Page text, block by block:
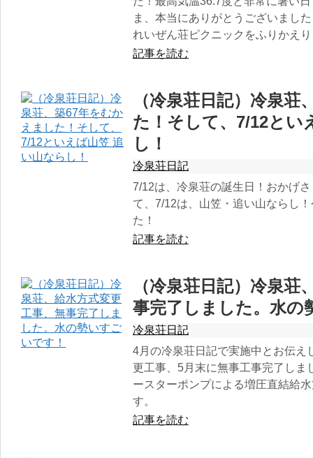
ま、本当にありがとうございまし
れいぜん荘ピクニックをふりかえ
記事を読む
（冷泉荘日記）冷泉
た！そして、7/12とい
し！
冷泉荘日記
7/12は、冷泉荘の誕生日！おかげ
て、7/12は、山笠・追い山ならし
た！
記事を読む
（冷泉荘日記）冷泉荘
事完了しました。水の
冷泉荘日記
4月の冷泉荘日記で実施中とお伝え
更工事、5月末に無事工事完了しま
ースターポンプによる増圧直結給
す。
記事を読む